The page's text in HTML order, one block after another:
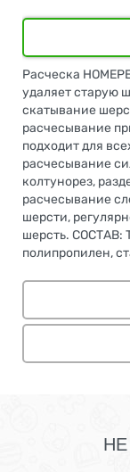
Расческа
удаляет старую
скатывание
расчесывание
подходит для
расчесывание
колтунорез,
расчесывание
шерсти,
шерсть. СОСТАВ:
полипропилен,